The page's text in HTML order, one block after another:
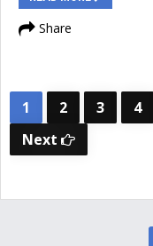
Share
1 2 3 4
Next